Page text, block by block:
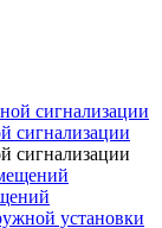
сигнализации
сигнализации